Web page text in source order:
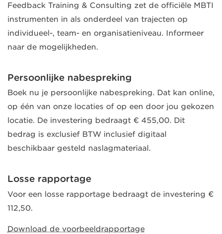
Feedback Training & Consulting zet de officiële MBTI
instrumenten in als onderdeel van trajecten op
individueel-, team- en organisatieniveau. Informeer
naar de mogelijkheden.
Persoonlijke nabespreking
Boek nu je persoonlijke nabespreking. Dat kan online,
op één van onze locaties of op een door jou gekozen
locatie. De investering bedraagt € 455,00. Dit
bedrag is exclusief BTW inclusief digitaal
beschikbaar gesteld naslagmateriaal.
Losse rapportage
Voor een losse rapportage bedraagt de investering €
112,50.
Download de voorbeeldrapportage